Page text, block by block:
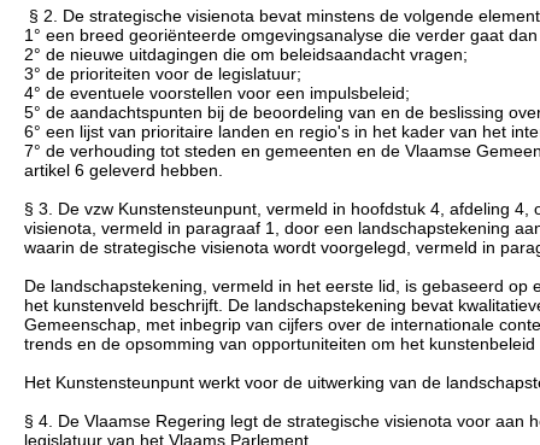
§ 2. De strategische visienota bevat minstens de volgende
1° een breed georiënteerde omgevingsanalyse die verder gaat
2° de nieuwe uitdagingen die om beleidsaandacht vragen;
3° de prioriteiten voor de legislatuur;
4° de eventuele voorstellen voor een impulsbeleid;
5° de aandachtspunten bij de beoordeling van en de beslissing
6° een lijst van prioritaire landen en regio's in het kader van het
7° de verhouding tot steden en gemeenten en de Vlaamse
artikel 6 geleverd hebben.
§ 3. De vzw Kunstensteunpunt, vermeld in hoofdstuk 4, afdeling
visienota, vermeld in paragraaf 1, door een landschapstekening
waarin de strategische visienota wordt voorgelegd, vermeld in
De landschapstekening, vermeld in het eerste lid, is gebaseerd
het kunstenveld beschrijft. De landschapstekening bevat
Gemeenschap, met inbegrip van cijfers over de internationale
trends en de opsomming van opportuniteiten om het
Het Kunstensteunpunt werkt voor de uitwerking van de
§ 4. De Vlaamse Regering legt de strategische visienota voor
legislatuur van het Vlaams Parlement.